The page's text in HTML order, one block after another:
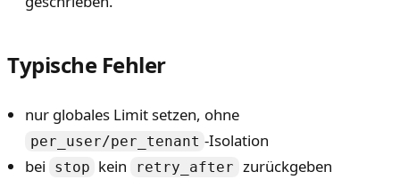
Typische Fehler
nur globales Limit setzen, ohne
per_user/per_tenant -Isolation
bei
stop kein retry_after zurückgeben